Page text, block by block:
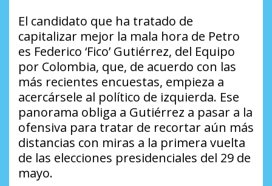
El candidato que ha tratado de
capitalizar mejor la mala hora de Petro
es Federico ‘Fico’ Gutiérrez, del Equipo
por Colombia, que, de acuerdo con las
más recientes encuestas, empieza a
acercársele al político de izquierda. Ese
panorama obliga a Gutiérrez a pasar a la
ofensiva para tratar de recortar aún más
distancias con miras a la primera vuelta
de las elecciones presidenciales del 29 de
mayo.